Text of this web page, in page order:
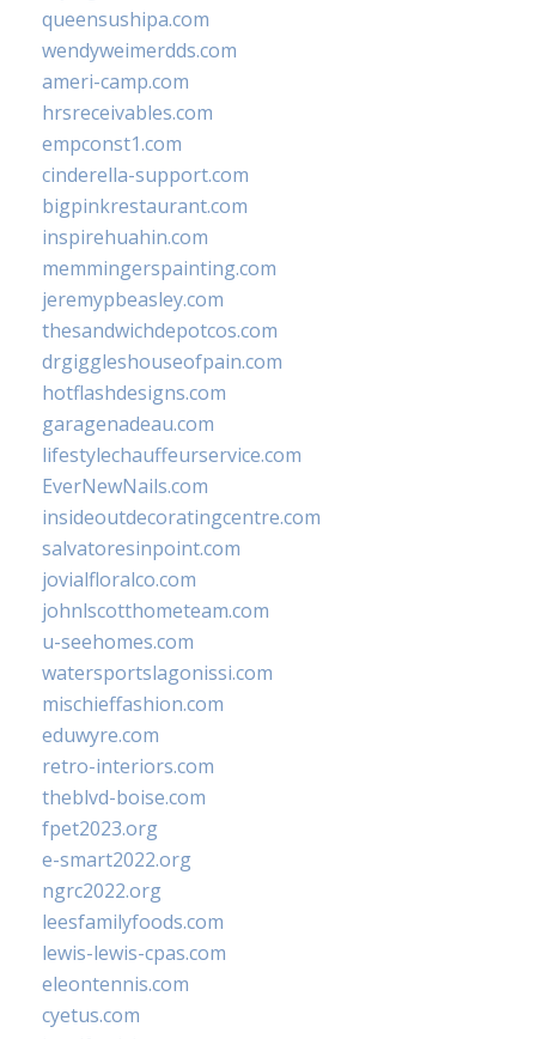
queensushipa.com
wendyweimerdds.com
ameri-camp.com
hrsreceivables.com
empconst1.com
cinderella-support.com
bigpinkrestaurant.com
inspirehuahin.com
memmingerspainting.com
jeremypbeasley.com
thesandwichdepotcos.com
drgiggleshouseofpain.com
hotflashdesigns.com
garagenadeau.com
lifestylechauffeurservice.com
EverNewNails.com
insideoutdecoratingcentre.com
salvatoresinpoint.com
jovialfloralco.com
johnlscotthometeam.com
u-seehomes.com
watersportslagonissi.com
mischieffashion.com
eduwyre.com
retro-interiors.com
theblvd-boise.com
fpet2023.org
e-smart2022.org
ngrc2022.org
leesfamilyfoods.com
lewis-lewis-cpas.com
eleontennis.com
cyetus.com